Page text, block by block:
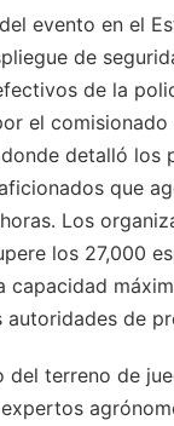
evento en el
de
de la
el comisionado
detalló los
que
Los
los 27,000
capacidad
autoridades de
del terreno de